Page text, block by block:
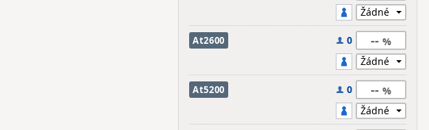
At2600 0 --
At5200 0 --